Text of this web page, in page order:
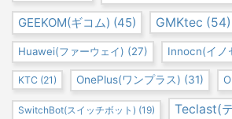
GEEKOM(ギコム) (45) GMKtec (54)
Huawei(ファーウェイ) (27) Innocn(イノ
KTC (21) OnePlus(ワンプラス) (31)
SwitchBot(スイッチボット) (19) Teclast(